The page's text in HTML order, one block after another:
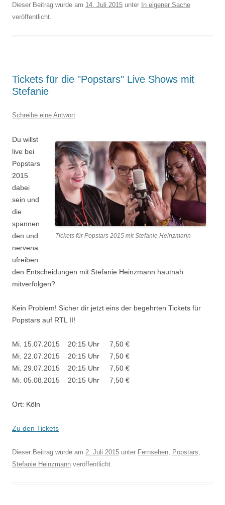
Dieser Beitrag wurde am 14. Juli 2015 unter In eigener Sache
veröffentlicht.
Tickets für die "Popstars" Live Shows mit
Stefanie
Schreibe eine Antwort
Tickets für Popstars 2015 mit Stefanie Heinzmann
Du willst
live bei
Popstars
2015
dabei
sein und
die
spannen
den und
nervena
ufreiben
den Entscheidungen mit Stefanie Heinzmann hautnah
mitverfolgen?
Kein Problem! Sicher dir jetzt eins der begehrten Tickets für
Popstars auf RTL II!
Mi. 15.07.2015 20:15 Uhr 7,50 €
Mi. 22.07.2015 20:15 Uhr 7,50 €
Mi. 29.07.2015 20:15 Uhr 7,50 €
Mi. 05.08.2015 20:15 Uhr 7,50 €
Ort: Köln
Zu den Tickets
Dieser Beitrag wurde am 2. Juli 2015 unter Fernsehen, Popstars,
Stefanie Heinzmann veröffentlicht.